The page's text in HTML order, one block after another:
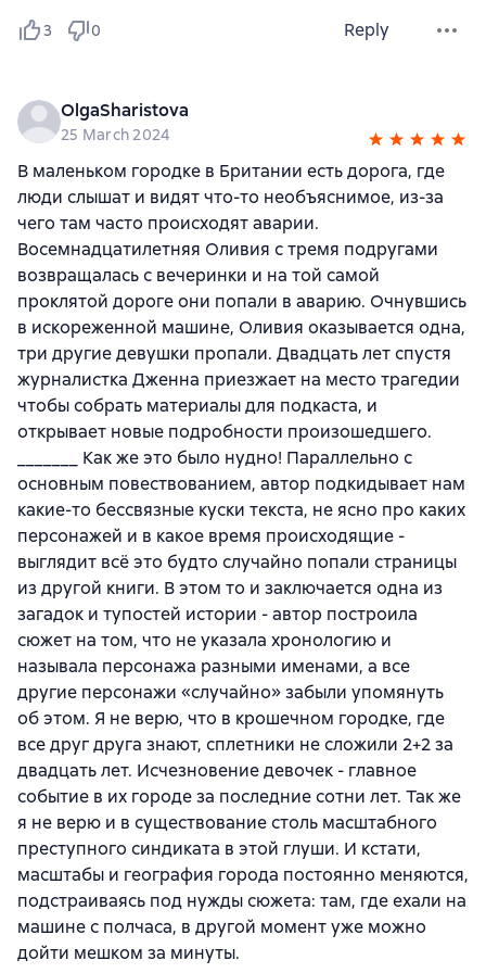
3 0 Reply
OlgaSharistova
25 March 2024
В маленьком городке в Британии есть дорога, где
люди слышат и видят что-то необъяснимое, из-за
чего там часто происходят аварии.
Восемнадцатилетняя Оливия с тремя подругами
возвращалась с вечеринки и на той самой
проклятой дороге они попали в аварию. Очнувшись
в искореженной машине, Оливия оказывается одна,
три другие девушки пропали. Двадцать лет спустя
журналистка Дженна приезжает на место трагедии
чтобы собрать материалы для подкаста, и
открывает новые подробности произошедшего.
_______ Как же это было нудно! Параллельно с
основным повествованием, автор подкидывает нам
какие-то бессвязные куски текста, не ясно про каких
персонажей и в какое время происходящие -
выглядит всё это будто случайно попали страницы
из другой книги. В этом то и заключается одна из
загадок и тупостей истории - автор построила
сюжет на том, что не указала хронологию и
называла персонажа разными именами, а все
другие персонажи «случайно» забыли упомянуть
об этом. Я не верю, что в крошечном городке, где
все друг друга знают, сплетники не сложили 2+2 за
двадцать лет. Исчезновение девочек - главное
событие в их городе за последние сотни лет. Так же
я не верю и в существование столь масштабного
преступного синдиката в этой глуши. И кстати,
масштабы и география города постоянно меняются,
подстраиваясь под нужды сюжета: там, где ехали на
машине с полчаса, в другой момент уже можно
дойти мешком за минуты.